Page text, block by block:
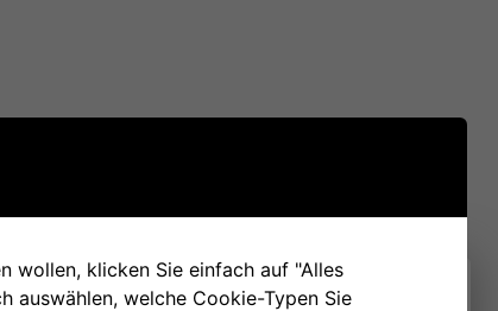
wollen, klicken Sie einfach auf "Alles
auswählen, welche Cookie-Typen Sie